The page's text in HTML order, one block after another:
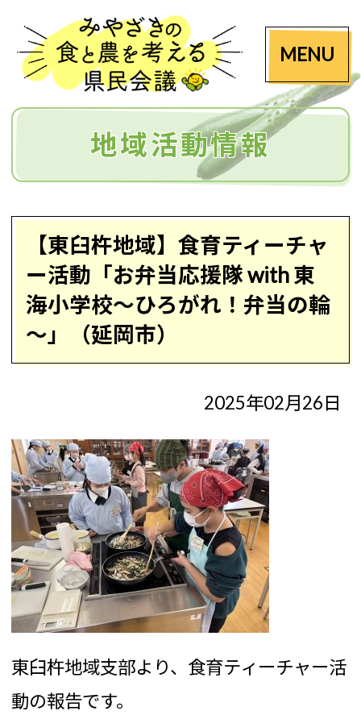
MENU
地域活動情報
【東臼杵地域】食育ティーチャ
ー活動「お弁当応援隊 with 東
海小学校～ひろがれ！弁当の輪
～」（延岡市）
2025年02月26日
東臼杵地域支部より、食育ティーチャー活
動の報告です。